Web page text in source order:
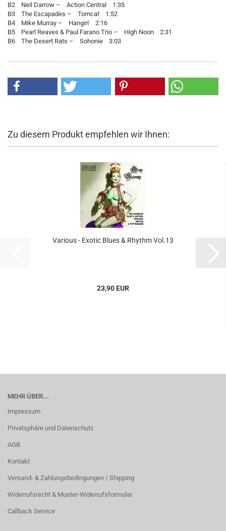
B2 Neil Darrow – Action Central 1:35
B3 The Escapades – Tomcat 1:52
B4 Mike Murray – Hangin' 2:16
B5 Pearl Reaves & Paul Farano Trio – High Noon 2:31
B6 The Desert Rats – Sohonie 3:03
Zu diesem Produkt empfehlen wir Ihnen:
Various - Exotic Blues & Rhythm Vol.13
23,90 EUR
MEHR ÜBER...
Impressum
Privatsphäre und Datenschutz
AGB
Kontakt
Versand- & Zahlungsbedingungen / Shipping
Widerrufsrecht & Muster-Widerrufsformular
Callback Service